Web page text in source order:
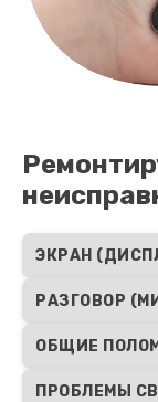
ЭКРАН
РАЗГОВОР
ОБЩИЕ
ПРОБЛЕМЫ